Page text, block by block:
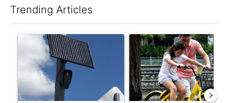
Trending Articles
A trending article titled "Flock cameras: Crime prevention
A trending article titled "E-